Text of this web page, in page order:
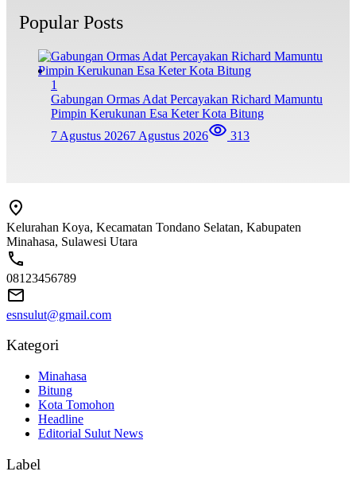
Popular Posts
1
Gabungan Ormas Adat Percayakan Richard Mamuntu
Pimpin Kerukunan Esa Keter Kota Bitung
7 Agustus 20267 Agustus 2026 313
Kelurahan Koya, Kecamatan Tondano Selatan, Kabupaten
Minahasa, Sulawesi Utara
08123456789
esnsulut@gmail.com
Kategori
Minahasa
Bitung
Kota Tomohon
Headline
Editorial Sulut News
Label